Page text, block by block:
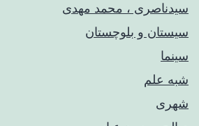
سیدناصری ، محمد مهدی
سیستان و بلوچستان
سینما
شبه علم
شهری